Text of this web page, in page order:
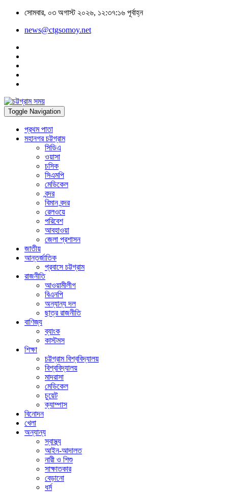
সোমবার, ০৩ অগাস্ট ২০২৬, ১২:৩৭:১৬ পূর্বাহ্ন
news@ctgsomoy.net
Toggle Navigation
প্রথম পাতা
মহানগর চট্টগ্রাম
সিডিএ
ওয়াসা
চসিক
সিএমপি
মেডিকেল
বন্দর
বিমান বন্দর
রেলওয়ে
পরিবেশ
আবহাওয়া
জেলা প্রশাসন
জাতীয়
আন্তর্জাতিক
প্রবাসে চট্টগ্রাম
রাজনীতি
আওয়ামীলীগ
বিএনপি
অন্যান্য দল
ছাত্র রাজনীতি
বাণিজ্য
ব্যাংক
কাস্টমস
শিক্ষা
চট্টগ্রাম বিশ্ববিদ্যালয়
বিশ্ববিদ্যালয়
মাদরাসা
মেডিকেল
চুয়েট
ক্যাম্পাস
বিনোদন
খেলা
অন্যান্য
স্বাস্থ্য
আইন-আদালত
নারী ও শিশু
সাক্ষাতকার
বেড়ানো
ধর্ম